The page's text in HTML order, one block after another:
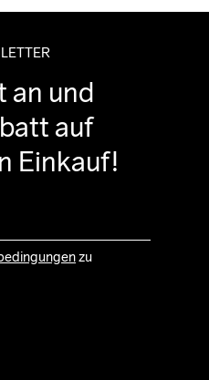
an und
auf
Einkauf!
zu